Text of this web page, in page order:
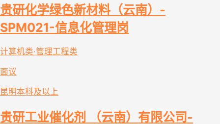
贵研化学绿色新材料（云南）-
SPM021-信息化管理岗
计算机类·管理工程类
面议
昆明本科及以上
贵研工业催化剂 （云南）有限公司-